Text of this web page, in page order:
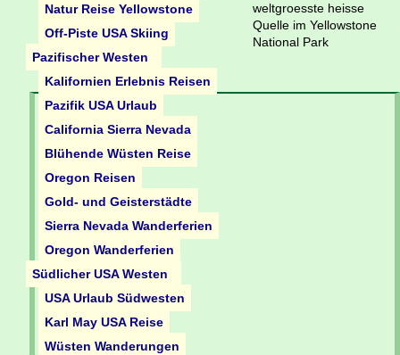
Natur Reise Yellowstone
Off-Piste USA Skiing
Pazifischer Westen
Kalifornien Erlebnis Reisen
Pazifik USA Urlaub
California Sierra Nevada
Blühende Wüsten Reise
Oregon Reisen
Gold- und Geisterstädte
Sierra Nevada Wanderferien
Oregon Wanderferien
Südlicher USA Westen
USA Urlaub Südwesten
Karl May USA Reise
Wüsten Wanderungen
weltgroesste heisse
Quelle im Yellowstone
National Park